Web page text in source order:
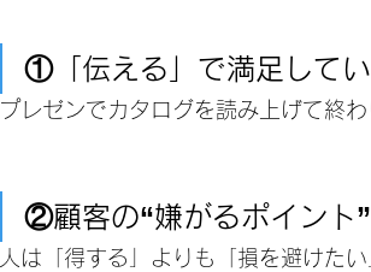
①「伝える」で満足して
プレゼンでカタログを読み上げて終
②顧客の“嫌がるポイント
人は「得する」よりも「損を避けた